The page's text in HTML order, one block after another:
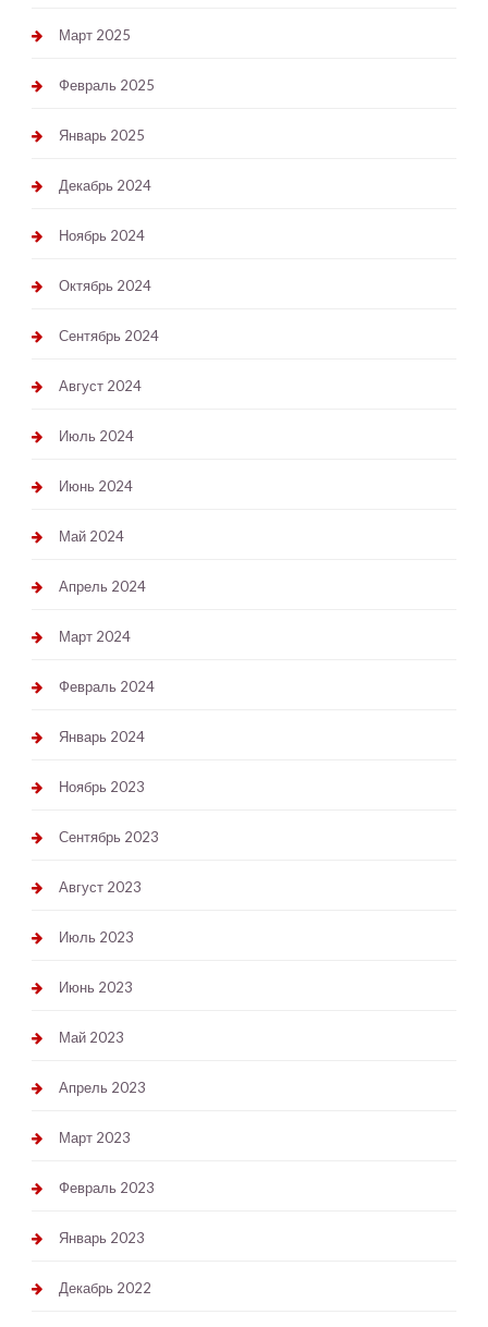
Март 2025
Февраль 2025
Январь 2025
Декабрь 2024
Ноябрь 2024
Октябрь 2024
Сентябрь 2024
Август 2024
Июль 2024
Июнь 2024
Май 2024
Апрель 2024
Март 2024
Февраль 2024
Январь 2024
Ноябрь 2023
Сентябрь 2023
Август 2023
Июль 2023
Июнь 2023
Май 2023
Апрель 2023
Март 2023
Февраль 2023
Январь 2023
Декабрь 2022